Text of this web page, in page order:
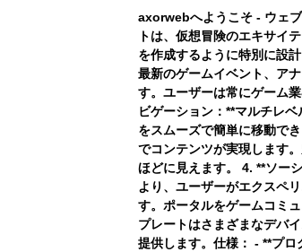
axorwebへようこそ - ウェ
トは、仮想冒険のエキサイ
を作成するように特別に設
最新のゲームイベント、ア
す。ユーザーは常にゲーム
ビゲーション：**マルチレ
をスムーズで簡単に移動で
でコンテンツが実現します
ほどに見えます。 4. **ソー
より、ユーザーがエクスペ
す。ポータルをゲームコミ
プレートはさまざまなデバ
提供します。仕様： - **プ